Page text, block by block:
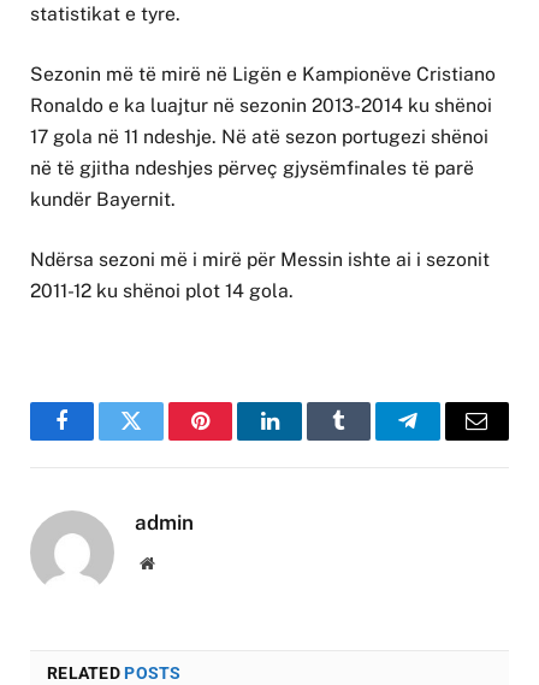
statistikat e tyre.
Sezonin më të mirë në Ligën e Kampionëve Cristiano
Ronaldo e ka luajtur në sezonin 2013-2014 ku shënoi
17 gola në 11 ndeshje. Në atë sezon portugezi shënoi
në të gjitha ndeshjes përveç gjysëmfinales të parë
kundër Bayernit.
Ndërsa sezoni më i mirë për Messin ishte ai i sezonit
2011-12 ku shënoi plot 14 gola.
FacebookTwitter PinterestLinkedInTumblr TelegramEmail
admin
Website
RELATEDPOSTS